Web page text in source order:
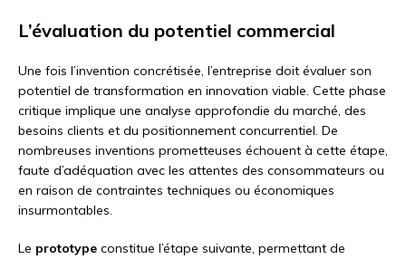
L’évaluation du potentiel commercial
Une fois l’invention concrétisée, l’entreprise doit évaluer son
potentiel de transformation en innovation viable. Cette phase
critique implique une analyse approfondie du marché, des
besoins clients et du positionnement concurrentiel. De
nombreuses inventions prometteuses échouent à cette étape,
faute d’adéquation avec les attentes des consommateurs ou
en raison de contraintes techniques ou économiques
insurmontables.
Le prototype constitue l’étape suivante, permettant de